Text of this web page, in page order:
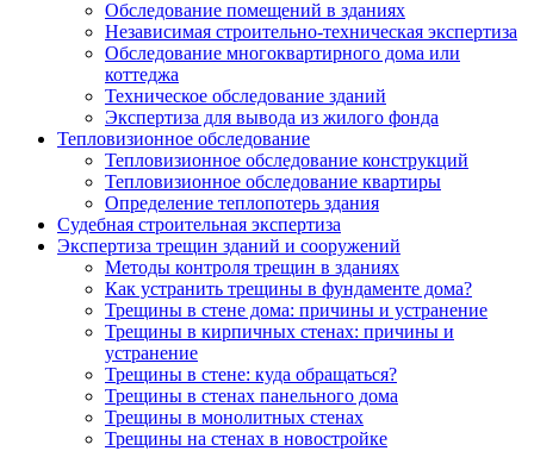
Обследование помещений в зданиях
Независимая строительно-техническая экспертиза
Обследование многоквартирного дома или
коттеджа
Техническое обследование зданий
Экспертиза для вывода из жилого фонда
Тепловизионное обследование
Тепловизионное обследование конструкций
Тепловизионное обследование квартиры
Определение теплопотерь здания
Судебная строительная экспертиза
Экспертиза трещин зданий и сооружений
Методы контроля трещин в зданиях
Как устранить трещины в фундаменте дома?
Трещины в стене дома: причины и устранение
Трещины в кирпичных стенах: причины и
устранение
Трещины в стене: куда обращаться?
Трещины в стенах панельного дома
Трещины в монолитных стенах
Трещины на стенах в новостройке